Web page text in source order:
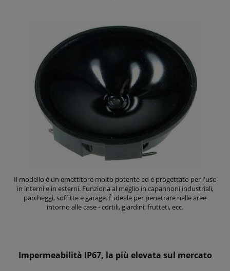
Il modello è un emettitore molto potente ed è progettato per l'uso
in interni e in esterni. Funziona al meglio in capannoni industriali,
parcheggi, soffitte e garage. È ideale per penetrare nelle aree
intorno alle case - cortili, giardini, frutteti, ecc.
Impermeabilità IP67, la più elevata sul mercato